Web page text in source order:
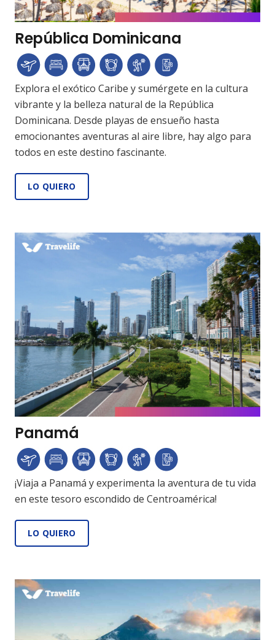
República Dominicana
Explora el exótico Caribe y sumérgete en la cultura
vibrante y la belleza natural de la República
Dominicana. Desde playas de ensueño hasta
emocionantes aventuras al aire libre, hay algo para
todos en este destino fascinante.
LO QUIERO
Panamá
¡Viaja a Panamá y experimenta la aventura de tu vida
en este tesoro escondido de Centroamérica!
LO QUIERO